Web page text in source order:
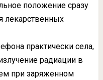
положение сразу
лекарственных
практически села,
радиации в
при заряженном